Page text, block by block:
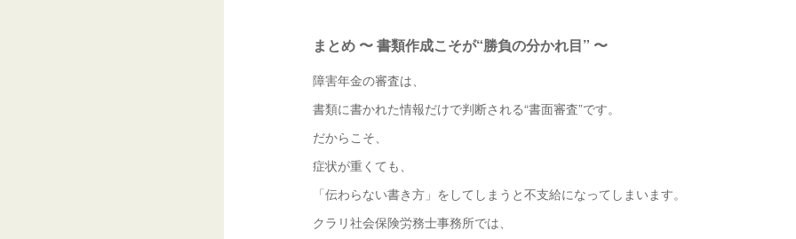
まとめ 〜 書類作成こそが“勝負の分かれ目” 〜
障害年金の審査は、
書類に書かれた情報だけで判断される“書面審査”です。
だからこそ、
症状が重くても、
「伝わらない書き方」をしてしまうと不支給になってしまいます。
クラリ社会保険労務士事務所では、